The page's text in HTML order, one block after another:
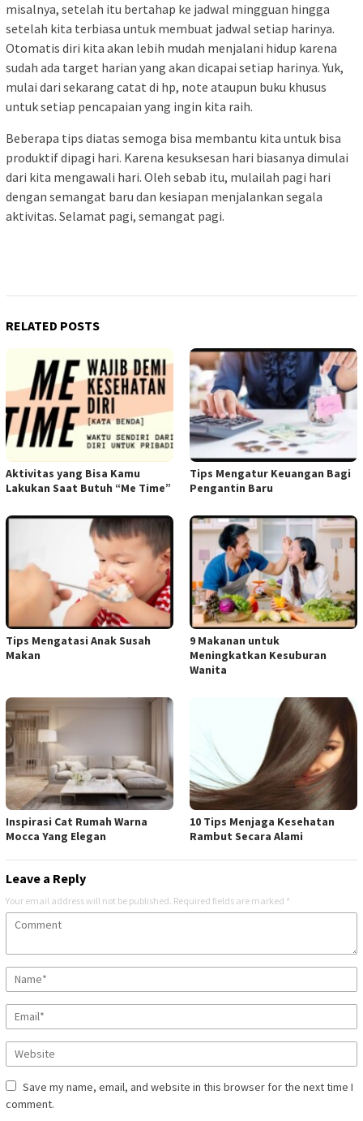
misalnya, setelah itu bertahap ke jadwal mingguan hingga
setelah kita terbiasa untuk membuat jadwal setiap harinya.
Otomatis diri kita akan lebih mudah menjalani hidup karena
sudah ada target harian yang akan dicapai setiap harinya. Yuk,
mulai dari sekarang catat di hp, note ataupun buku khusus
untuk setiap pencapaian yang ingin kita raih.
Beberapa tips diatas semoga bisa membantu kita untuk bisa
produktif dipagi hari. Karena kesuksesan hari biasanya dimulai
dari kita mengawali hari. Oleh sebab itu, mulailah pagi hari
dengan semangat baru dan kesiapan menjalankan segala
aktivitas. Selamat pagi, semangat pagi.
RELATED POSTS
Aktivitas yang Bisa Kamu
Lakukan Saat Butuh “Me Time”
Tips Mengatur Keuangan Bagi
Pengantin Baru
Tips Mengatasi Anak Susah
Makan
9 Makanan untuk
Meningkatkan Kesuburan
Wanita
Inspirasi Cat Rumah Warna
Mocca Yang Elegan
10 Tips Menjaga Kesehatan
Rambut Secara Alami
Leave a Reply
Your email address will not be published. Required fields are marked *
Save my name, email, and website in this browser for the next time I
comment.